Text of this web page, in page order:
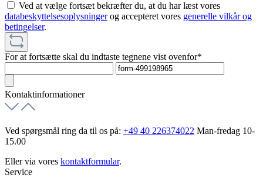
Ved at vælge fortsæt bekræfter du, at du har læst vores
databeskyttelsesoplysningerog accepteret vores generelle vilkår og
betingelser.
For at fortsætte skal du indtaste tegnene vist ovenfor*
Kontaktinformationer
Ved spørgsmål ring da til os på: +49 40 226374022 Man-fredag 10-
15.00
Eller via vores kontaktformular.
Service